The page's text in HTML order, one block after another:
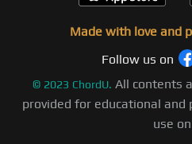
Made with love and
Follow us on
© 2023 ChordU. All contents
provided for educational and
use